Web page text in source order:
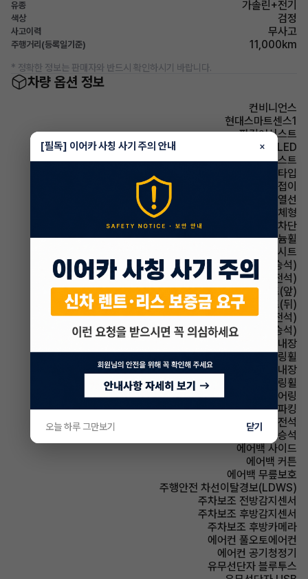
유종 가솔린+전기
색상 검정
사고이력 무사고
주행거리(등록일기준) 11,000km
* 정확한 정보는 판매자와 반드시 확인하시기 바랍니다.
차량 옵션 정보
컨비니언스
현대스마트센스1
파킹어시스트
헤드램프 LED
헤드램프 하이빔 어시스트
헤드램프 프로젝션 타입
사이드미러 전동접이
사이드미러 열선
사이드미러 방향지시등 일체형
윈드실드(앞유리) 자외선 차단
휠타이어 알루미늄휠
시트 가죽시트
시트 전동시트(동승석)
시트 전동시트(운전석)
시트 열선시트(앞)
시트 열선시트(뒤)
시트 통풍시트(운전석)
시트 통풍시트(동승석)
룸미러 하이패스 내장
스티어링휠 가죽스티어링휠
스티어링휠 열선내장
스티어링휠 속도감응식 스티어링휠
스티어링휠 텔레스코픽 스티어링
파킹 전자식 파킹
에어백 운전석
에어백 동승석
에어백 사이드
에어백 커튼
에어백 무릎보호
주행안전 차선이탈경보(LDWS)
주차보조 전방감지센서
주차보조 후방감지센서
주차보조 후방카메라
에어컨 풀오토에어컨
에어컨 공기청정기
유무선단자 블루투스
[필독] 이어카 사칭 사기 주의 안내 ×
오늘 하루 그만보기 닫기